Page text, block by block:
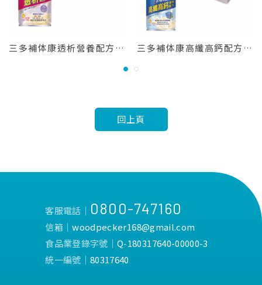
三多補体康透析營養配方240ml(24罐/箱)【任2箱折100】 三多補体康高纖高鈣配方240ml(24罐/箱)【任2箱折100】
1 2
回上頁
客服電話│ 0800-747160
信箱│woodpecker168@gmail.com
食品業登錄字號│Q-180317640-00000-3
統一編號│80317640